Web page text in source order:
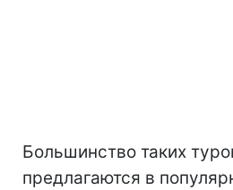
Большинство таких
предлагаются в